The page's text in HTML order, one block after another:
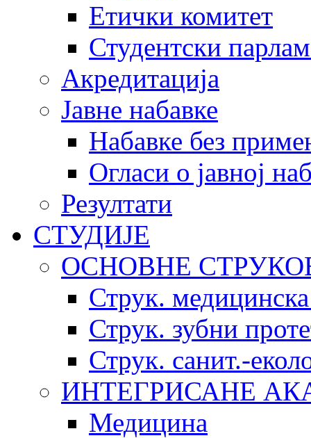
Етички комитет
Студентски
Акредитација
Јавне набавке
Набавке без
Огласи о јавној
Резултати
СТУДИЈЕ
ОСНОВНЕ
Струк. медицинска
Струк. зубни
Струк. санит.-
ИНТЕГРИСАНЕ
Медицина